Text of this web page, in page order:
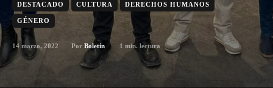
DESTACADO CULTURA DERECHOS HUMANOS
GÉNERO
14 marzo, 2022 Por Boletín 1 min. lectura